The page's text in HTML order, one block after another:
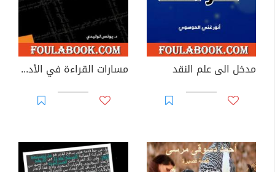
مدخل الى علم النقد مسارات القراءة في الأدب المغربي المعاصر